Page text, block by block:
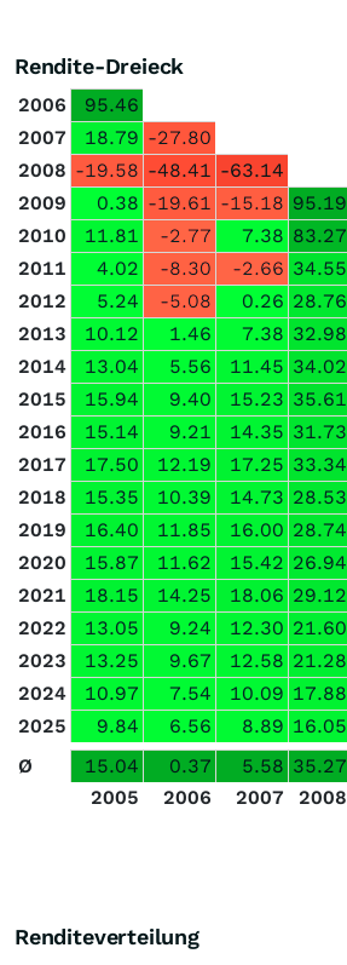
Rendite-Dreieck
2006
95.46
2007
18.79 -27.80
2008 -19.58 -48.41 -63.14
2009
0.38 -19.61 -15.18 95.19
2010
11.81 -2.77 7.38 83.27
2011
4.02 -8.30 -2.66 34.55
2012
5.24 -5.08 0.26 28.76
2013
10.12 1.46 7.38 32.98
2014
13.04 5.56 11.45 34.02
2015
15.94 9.40 15.23 35.61
2016
15.14 9.21 14.35 31.73
2017
17.50 12.19 17.25 33.34
2018
15.35 10.39 14.73 28.53
2019
16.40 11.85 16.00 28.74
2020
15.87 11.62 15.42 26.94
2021
18.15 14.25 18.06 29.12
2022
13.05 9.24 12.30 21.60
2023
13.25 9.67 12.58 21.28
2024
10.97 7.54 10.09 17.88
2025
9.84 6.56 8.89 16.05
Ø
15.04 0.37 5.58 35.27
2005
2006 2007 2008
Renditeverteilung